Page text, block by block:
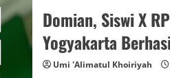
Domian, Siswi X
Yogyakarta
Umi 'Alimatul Khoiriyah